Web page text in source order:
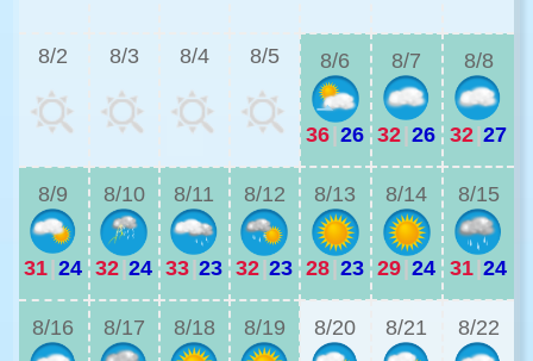
8/2 8/3 8/4 8/5 8/6
36 26
8/7
32 26
8/8
32 27
8/9
31 24
8/10
32 24
8/11
33 23
8/12
32 23
8/13
28 23
8/14
29 24
8/15
31 24
8/16 8/17 8/18 8/19 8/20 8/21 8/22